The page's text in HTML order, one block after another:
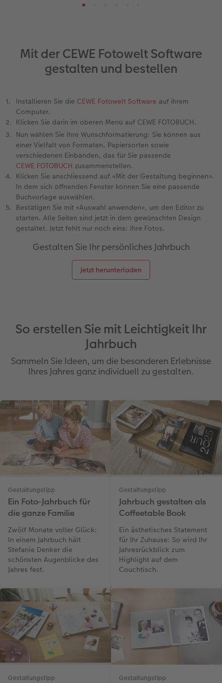
Mit der CEWE Fotowelt Software
gestalten und bestellen
Installieren Sie die CEWE Fotowelt Software auf ihrem
Computer.
Klicken Sie darin im oberen Menü auf CEWE FOTOBUCH.
Nun wählen Sie Ihre Wunschformatierung: Sie können aus
einer Vielfalt von Formaten, Papiersorten sowie
verschiedenen Einbänden, das für Sie passende
CEWE FOTOBUCH zusammenstellen.
Klicken Sie anschliessend auf «Mit der Gestaltung beginnen».
In dem sich öffnenden Fenster können Sie eine passende
Buchvorlage auswählen.
Bestätigen Sie mit «Auswahl anwenden», um den Editor zu
starten. Alle Seiten sind jetzt in dem gewünschten Design
gestaltet. Jetzt fehlt nur noch eins: Ihre Fotos.
Gestalten Sie Ihr persönliches Jahrbuch
Jetzt herunterladen
So erstellen Sie mit Leichtigkeit Ihr
Jahrbuch
Sammeln Sie Ideen, um die besonderen Erlebnisse
Ihres Jahres ganz individuell zu gestalten.
Gestaltungstipp
Ein Foto-Jahrbuch für
die ganze Familie
Zwölf Monate voller Glück:
In einem Jahrbuch hält
Stefanie Denker die
schönsten Augenblicke des
Jahres fest.
Gestaltungstipp
Jahrbuch gestalten als
Coffeetable Book
Ein ästhetisches Statement
für Ihr Zuhause: So wird Ihr
Jahresrückblick zum
Highlight auf dem
Couchtisch.
Gestaltungstipp Gestaltungstipp